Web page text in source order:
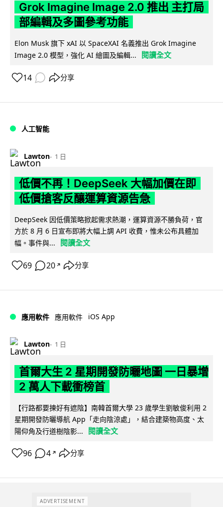
Grok Imagine Image 2.0 推出 主打局
部編輯及多圖參考功能
Elon Musk 旗下 xAI 以 SpaceXAI 名義推出 Grok Imagine
Image 2.0 模型，強化 AI 繪圖及編輯...
閱讀全文
14 分享
人工智能
Lawton 1 日
低價不再！DeepSeek 大幅加價在即
低價搶客反釀運算資源告急
DeepSeek 因低價策略掀起需求熱潮，運算資源不勝負荷，官
方於 8 月 6 日宣布即將大幅上調 API 收費，惟未公布具體加
幅。事件與...
閱讀全文
69 20 ↗ 分享
應用軟件 應用軟件 iOS App
Lawton 1 日
首爾大生 2 星期開發防曬地圖 一日暴增
2 萬人下載衝榜首
【行路都要揀好有遮陰】南韓首爾大學 23 歲學生劉敏俊利用 2
星期開發防曬導航 App「走向陰涼處」，結合建築物高度、太
陽仰角及行道樹陰影...
閱讀全文
96 4 ↗ 分享
ADVERTISEMENT